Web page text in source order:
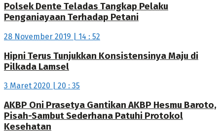
Polsek Dente Teladas Tangkap Pelaku
Penganiayaan Terhadap Petani
28 November 2019 | 14 : 52
Hipni Terus Tunjukkan Konsistensinya Maju di
Pilkada Lamsel
3 Maret 2020 | 20 : 35
AKBP Oni Prasetya Gantikan AKBP Hesmu Baroto,
Pisah-Sambut Sederhana Patuhi Protokol
Kesehatan